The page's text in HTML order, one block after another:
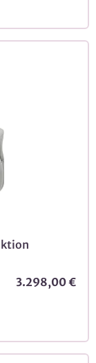
3.298,00 €